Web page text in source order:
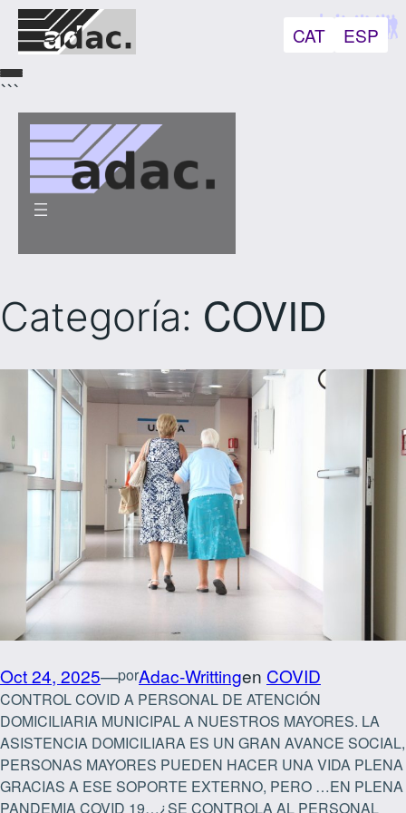
CAT ESP
```
Categoría: COVID
Oct 24, 2025—porAdac-Writtingen COVID
CONTROL COVID A PERSONAL DE ATENCIÓN
DOMICILIARIA MUNICIPAL A NUESTROS MAYORES. LA
ASISTENCIA DOMICILIARA ES UN GRAN AVANCE SOCIAL,
PERSONAS MAYORES PUEDEN HACER UNA VIDA PLENA
GRACIAS A ESE SOPORTE EXTERNO, PERO …EN PLENA
PANDEMIA COVID 19…¿SE CONTROLA AL PERSONAL